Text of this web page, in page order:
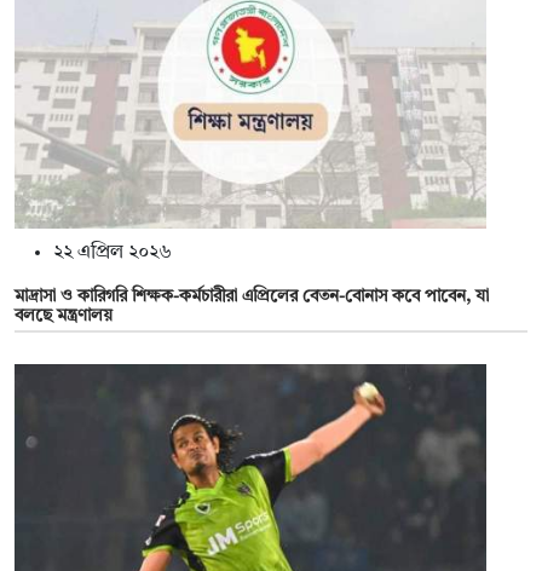
২২ এপ্রিল ২০২৬
মাদ্রাসা ও কারিগরি শিক্ষক-কর্মচারীরা এপ্রিলের বেতন-বোনাস কবে পাবেন, যা
বলছে মন্ত্রণালয়